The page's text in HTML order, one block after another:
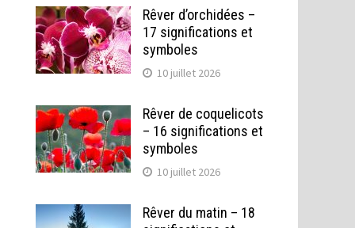
Rêver d’orchidées –
17 significations et
symboles
10 juillet 2026
Rêver de coquelicots
– 16 significations et
symboles
10 juillet 2026
Rêver du matin – 18